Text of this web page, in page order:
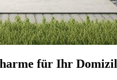
für Ihr Domizil